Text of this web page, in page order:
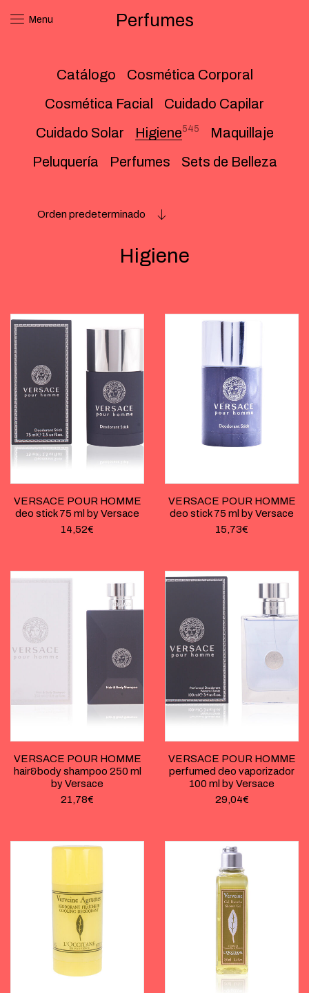
Menu Perfumes
Catálogo
Cosmética Corporal
Cosmética Facial
Cuidado Capilar
Cuidado Solar
Higiene545
Maquillaje
Peluquería
Perfumes Sets de Belleza
Orden predeterminado
Higiene
VERSACE POUR HOMME
deo stick 75 ml by Versace
14,52€
VERSACE POUR HOMME
deo stick 75 ml by Versace
15,73€
VERSACE POUR HOMME
hair&body shampoo 250 ml
by Versace
21,78€
VERSACE POUR HOMME
perfumed deo vaporizador
100 ml by Versace
29,04€